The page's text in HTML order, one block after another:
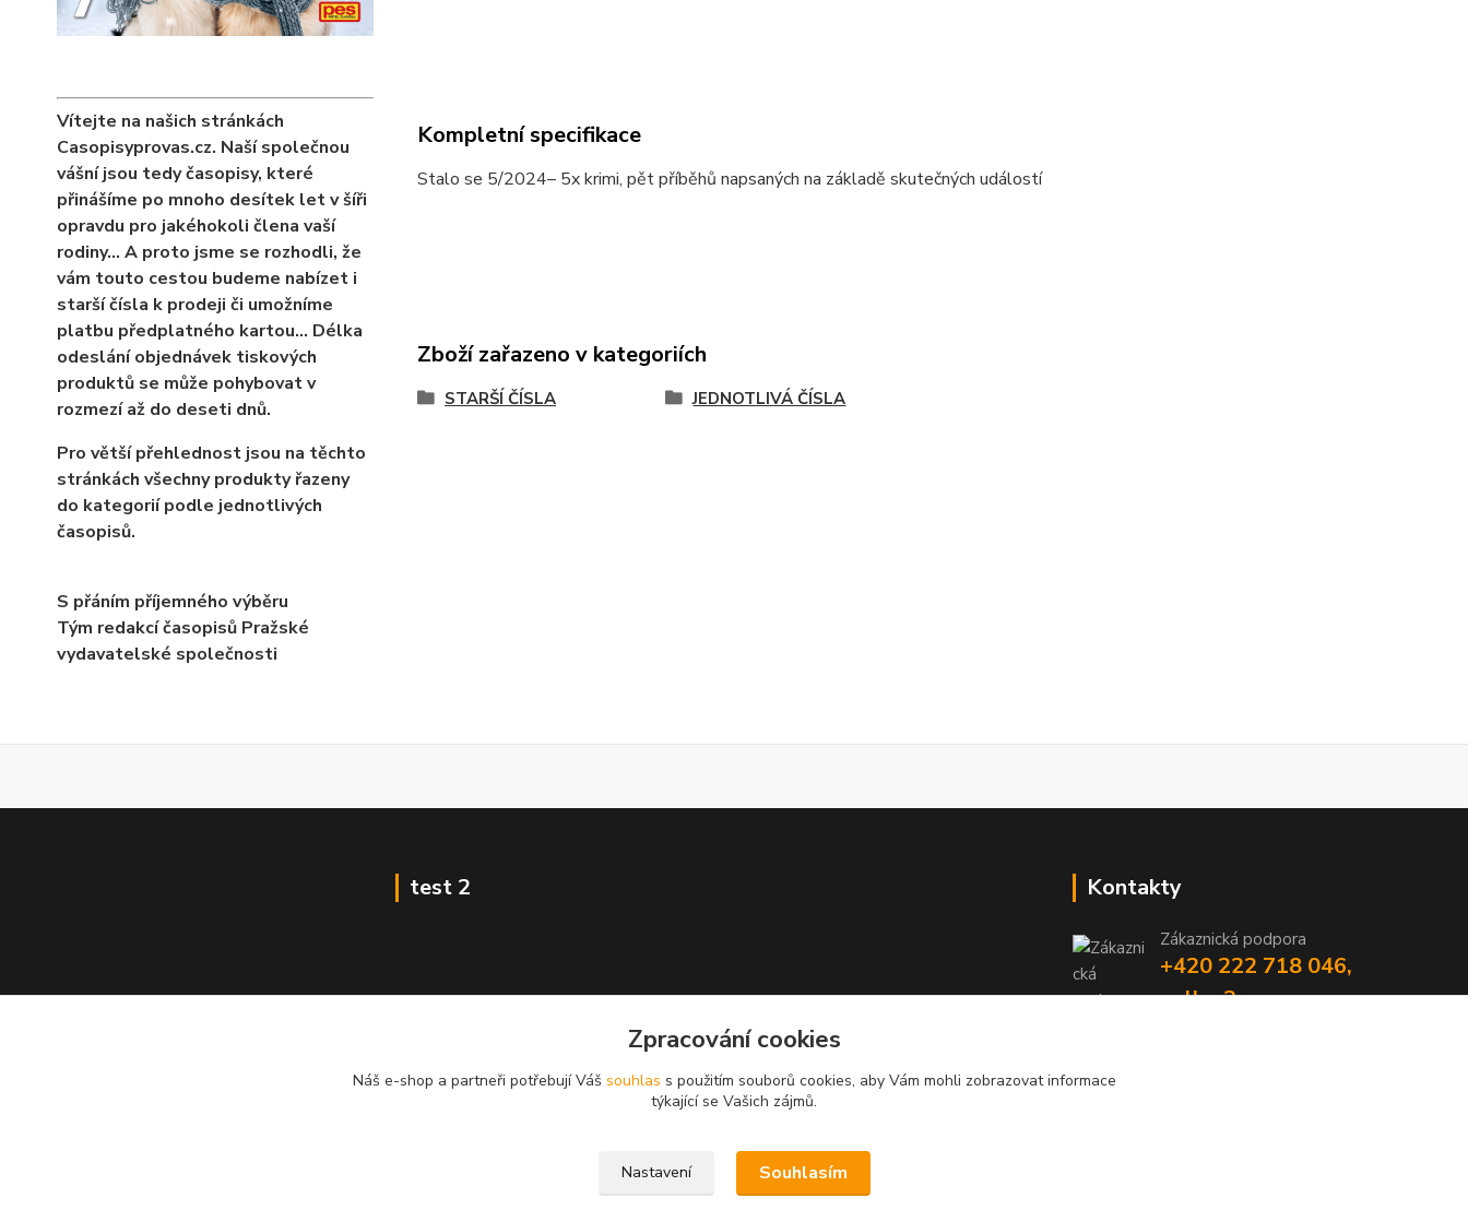
Vítejte na našich stránkách
Casopisyprovas.cz. Naší společnou
vášní jsou tedy časopisy, které
přinášíme po mnoho desítek let v šíři
opravdu pro jakéhokoli člena vaší
rodiny… A proto jsme se rozhodli, že
vám touto cestou budeme nabízet i
starší čísla k prodeji či umožníme
platbu předplatného kartou... Délka
odeslání objednávek tiskových
produktů se může pohybovat v
rozmezí až do deseti dnů.
Pro větší přehlednost jsou na těchto
stránkách všechny produkty řazeny
do kategorií podle jednotlivých
časopisů.
S přáním příjemného výběru
Tým redakcí časopisů Pražské
vydavatelské společnosti
Kompletní specifikace
Stalo se 5/2024– 5x krimi, pět příběhů napsaných na základě skutečných událostí
Zboží zařazeno v kategoriích
STARŠÍ ČÍSLA JEDNOTLIVÁ ČÍSLA
test 2 Kontakty
Zákaznická podpora
+420 222 718 046,
volba 3
Zpracování cookies
Náš e-shop a partneři potřebují Váš souhlas s použitím souborů cookies, aby Vám mohli zobrazovat informace
týkající se Vašich zájmů.
Nastavení Souhlasím